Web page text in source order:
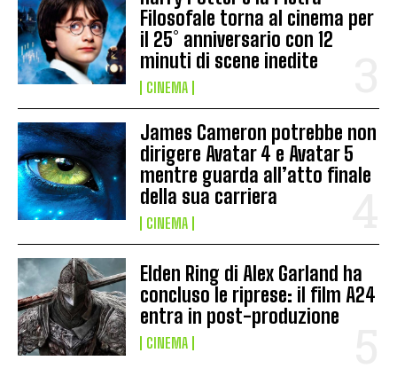
Filosofale torna al cinema per
il 25° anniversario con 12
minuti di scene inedite
CINEMA
James Cameron potrebbe non
dirigere Avatar 4 e Avatar 5
mentre guarda all’atto finale
della sua carriera
CINEMA
Elden Ring di Alex Garland ha
concluso le riprese: il film A24
entra in post-produzione
CINEMA